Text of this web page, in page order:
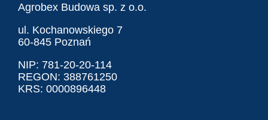
Agrobex Budowa sp. z o.o.
ul. Kochanowskiego 7
60-845 Poznań
NIP: 781-20-20-114
REGON: 388761250
KRS: 0000896448